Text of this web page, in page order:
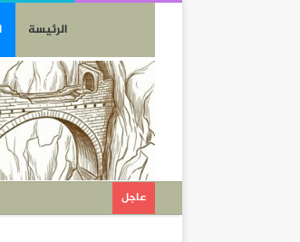
الرئيسة
عاجل